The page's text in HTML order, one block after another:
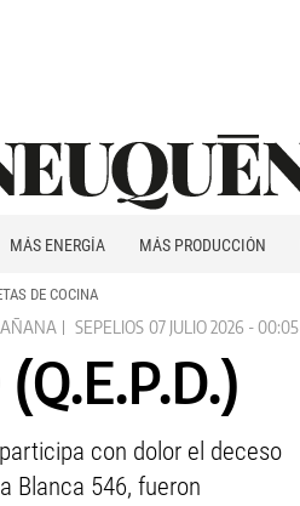
MÁS ENERGÍA MÁS PRODUCCIÓN
DE COCINA
SEPELIOS 07 JULIO 2026 - 00:05
con dolor el deceso
Blanca 546, fueron